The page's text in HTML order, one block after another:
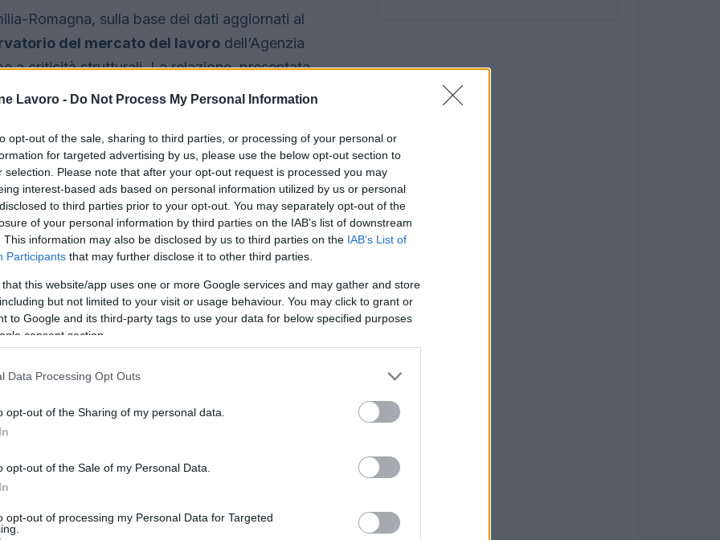
Lavoro - Do Not Process My Personal Information
opt-out of the sale, sharing to third parties, or processing of your personal or
for targeted advertising by us, please use the below opt-out section to
selection. Please note that after your opt-out request is processed you may
interest-based ads based on personal information utilized by us or personal
to third parties prior to your opt-out. You may separately opt-out of the
of your personal information by third parties on the IAB’s list of downstream
This information may also be disclosed by us to third parties on the IAB’s List of
Participants that may further disclose it to other third parties.
that this website/app uses one or more Google services and may gather and store
but not limited to your visit or usage behaviour. You may click to grant or
to Google and its third-party tags to use your data for below specified purposes
consent section.
Data Processing Opt Outs
opt-out of the Sharing of my personal data.
opt-out of the Sale of my Personal Data.
opt-out of processing my Personal Data for Targeted
Romagna, sulla base dei dati aggiornati al
del mercato del lavoro dell’Agenzia
a criticità strutturali. La relazione, presentata
da
Roberto Righetti
, fotografa un territorio
ma che fatica a soddisfare alcune
occupazione
un aumento della partecipazione al lavoro
a tempo indeterminato